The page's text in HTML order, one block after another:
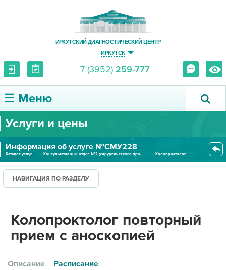
ИРКУТСКИЙ ДИАГНОСТИЧЕСКИЙ ЦЕНТР
ИРКУТСК
+7 (3952) 259-777
☰ Меню
О ЦЕНТРЕ
УСЛУГИ И ЦЕНЫ
ПАЦИЕНТУ
ПРАВОВАЯ ИНФОРМАЦИЯ
Услуги и цены
Информация об услуге №СМУ228
Каталог услуг Консультативный отдел №2 (хирургического профиля)
Колопроктолог
НАВИГАЦИЯ ПО РАЗДЕЛУ
Колопроктолог повторный
прием с аноскопией
Описание Расписание